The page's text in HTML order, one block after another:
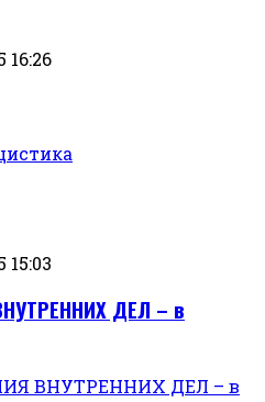
16:26
15:03
ДЕЛ – в